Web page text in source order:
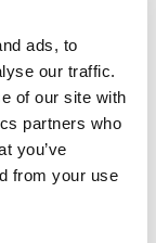
ads, to
our traffic.
of our site with
partners who
you’ve
from your use
offre